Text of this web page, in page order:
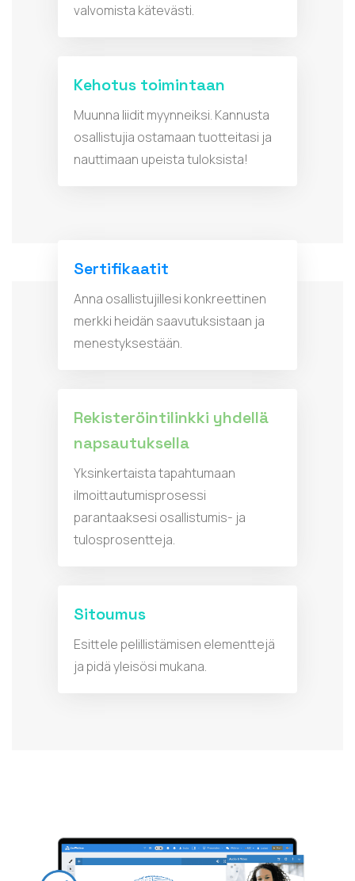
valvomista kätevästi.
Kehotus toimintaan
Muunna liidit myynneiksi. Kannusta
osallistujia ostamaan tuotteitasi ja
nauttimaan upeista tuloksista!
Sertifikaatit
Anna osallistujillesi konkreettinen
merkki heidän saavutuksistaan ja
menestyksestään.
Rekisteröintilinkki yhdellä
napsautuksella
Yksinkertaista tapahtumaan
ilmoittautumisprosessi
parantaaksesi osallistumis- ja
tulosprosentteja.
Sitoumus
Esittele pelillistämisen elementtejä
ja pidä yleisösi mukana.